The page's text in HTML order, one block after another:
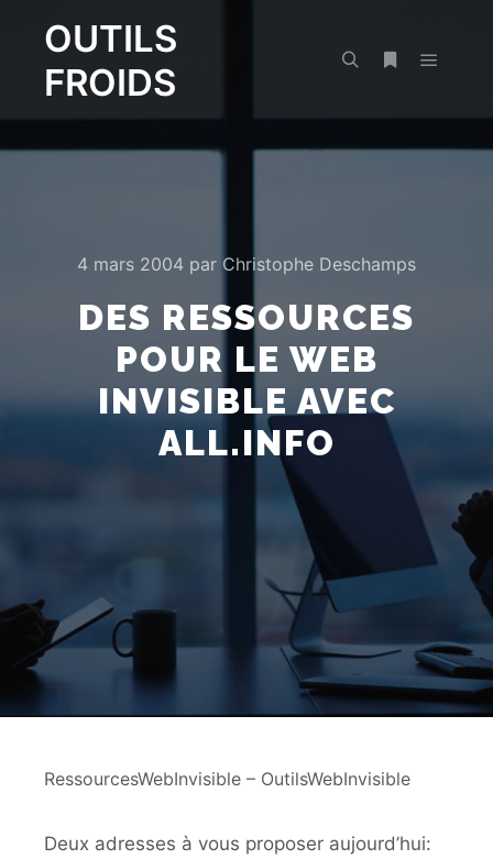
OUTILS
FROIDS
4 mars 2004 par Christophe Deschamps
DES RESSOURCES
POUR LE WEB
INVISIBLE AVEC
ALL.INFO
RessourcesWebInvisible – OutilsWebInvisible
Deux adresses à vous proposer aujourd’hui: